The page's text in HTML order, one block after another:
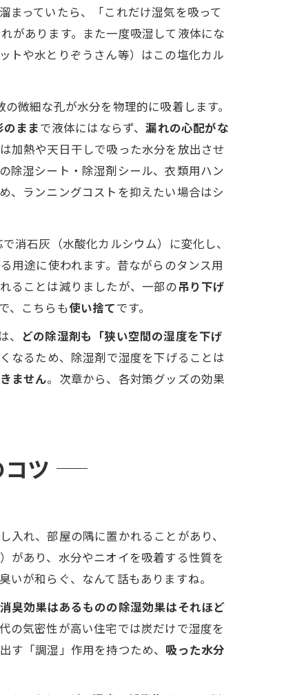
まっていたら、「これだけ湿気を吸って
があります。また一度吸湿して液体にな
トや水とりぞうさん等）はこの塩化カル
微細な孔が水分を物理的に吸着します。
ままで液体にはならず、漏れの心配がな
加熱や天日干しで吸った水分を放出させ
除湿シート・除湿剤シール、衣類用ハン
、ランニングコストを抑えたい場合はシ
消石灰（水酸化カルシウム）に変化し、
用途に使われます。昔ながらのタンス用
ることは減りましたが、一部の吊り下げ
、こちらも使い捨てです。
どの除湿剤も「狭い空間の湿度を下げ
なるため、除湿剤で湿度を下げることは
ません。次章から、各対策グッズの効果
ツ
れ、部屋の隅に置かれることがあり、
があり、水分やニオイを吸着する性質を
が和らぐ、なんて話もありますね。
臭効果はあるものの除湿効果はそれほど
の気密性が高い住宅では炭だけで湿度を
「調湿」作用を持つため、 吸った水分